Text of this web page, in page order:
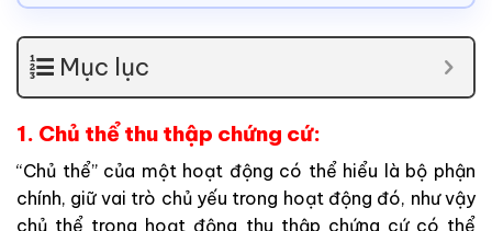
Mục lục
1. Chủ thể thu thập chứng cứ:
“Chủ thể” của một hoạt động có thể hiểu là bộ phận
chính, giữ vai trò chủ yếu trong hoạt động đó, nhưvậy
chủ thể trong hoạt động thu thập chứng cứ có thể